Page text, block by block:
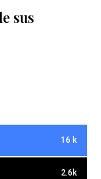
sus
16 k
2.6k